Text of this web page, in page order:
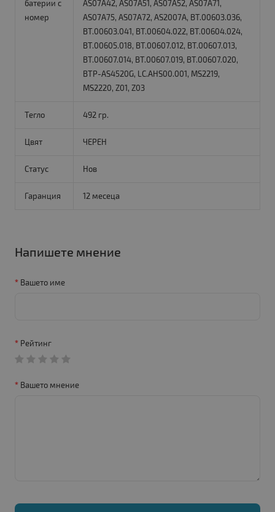
батерии с
номер
AS07A42, AS07A51, AS07A52, AS07A71,
AS07A75, AS07A72, AS2007A, BT.00603.036,
BT.00603.041, BT.00604.022, BT.00604.024,
BT.00605.018, BT.00607.012, BT.00607.013,
BT.00607.014, BT.00607.019, BT.00607.020,
BTP-AS4520G, LC.AHS00.001, MS2219,
MS2220, Z01, Z03
Тегло 492 гр.
Цвят ЧЕРЕН
Статус Нов
Гаранция 12 месеца
Напишете мнение
Вашето име
Рейтинг
Вашето мнение